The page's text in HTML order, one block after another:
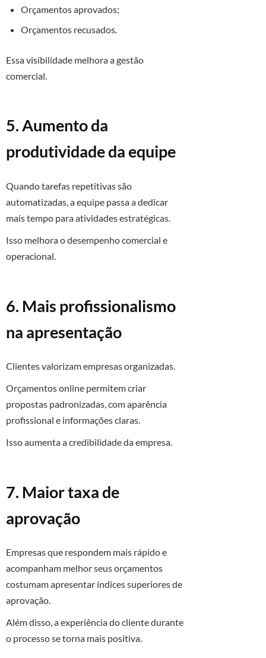
Orçamentos aprovados;
Orçamentos recusados.
Essa visibilidade melhora a gestão
comercial.
5. Aumento da
produtividade da equipe
Quando tarefas repetitivas são
automatizadas, a equipe passa a dedicar
mais tempo para atividades estratégicas.
Isso melhora o desempenho comercial e
operacional.
6. Mais profissionalismo
na apresentação
Clientes valorizam empresas organizadas.
Orçamentos online permitem criar
propostas padronizadas, com aparência
profissional e informações claras.
Isso aumenta a credibilidade da empresa.
7. Maior taxa de
aprovação
Empresas que respondem mais rápido e
acompanham melhor seus orçamentos
costumam apresentar índices superiores de
aprovação.
Além disso, a experiência do cliente durante
o processo se torna mais positiva.